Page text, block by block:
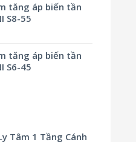
tăng áp biến tần
S8-55
tăng áp biến tần
S6-45
Tâm 1 Tầng Cánh